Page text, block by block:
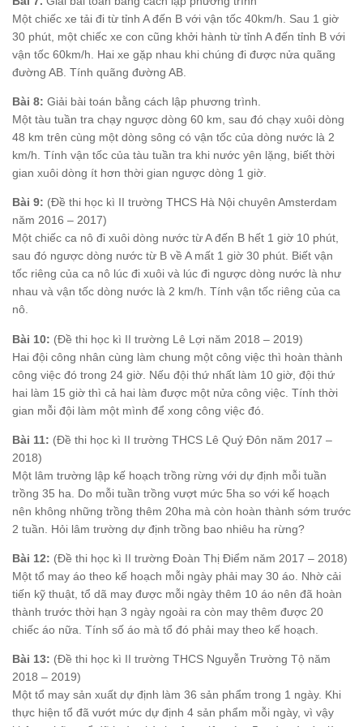
Một chiếc xe tải đi từ tỉnh A đến B với vận tốc 40km/h. Sau 1 giờ
30 phút, một chiếc xe con cũng khởi hành từ tỉnh A đến tỉnh B với
vận tốc 60km/h. Hai xe gặp nhau khi chúng đi được nửa quãng
đường AB. Tính quãng đường AB.
Bài 8: Giải bài toán bằng cách lập phương trình.
Một tàu tuần tra chạy ngược dòng 60 km, sau đó chạy xuôi dòng
48 km trên cùng một dòng sông có vận tốc của dòng nước là 2
km/h. Tính vận tốc của tàu tuần tra khi nước yên lặng, biết thời
gian xuôi dòng ít hơn thời gian ngược dòng 1 giờ.
Bài 9: (Đề thi học kì II trường THCS Hà Nội chuyên Amsterdam
năm 2016 – 2017)
Một chiếc ca nô đi xuôi dòng nước từ A đến B hết 1 giờ 10 phút,
sau đó ngược dòng nước từ B về A mất 1 giờ 30 phút. Biết vận
tốc riêng của ca nô lúc đi xuôi và lúc đi ngược dòng nước là như
nhau và vận tốc dòng nước là 2 km/h. Tính vận tốc riêng của ca
nô.
Bài 10: (Đề thi học kì II trường Lê Lợi năm 2018 – 2019)
Hai đội công nhân cùng làm chung một công việc thì hoàn thành
công việc đó trong 24 giờ. Nếu đội thứ nhất làm 10 giờ, đội thứ
hai làm 15 giờ thì cả hai làm được một nửa công việc. Tính thời
gian mỗi đội làm một mình để xong công việc đó.
Bài 11: (Đề thi học kì II trường THCS Lê Quý Đôn năm 2017 –
2018)
Một lâm trường lập kế hoạch trồng rừng với dự định mỗi tuần
trồng 35 ha. Do mỗi tuần trồng vượt mức 5ha so với kế hoạch
nên không những trồng thêm 20ha mà còn hoàn thành sớm trước
2 tuần. Hỏi lâm trường dự định trồng bao nhiêu ha rừng?
Bài 12: (Đề thi học kì II trường Đoàn Thị Điểm năm 2017 – 2018)
Một tổ may áo theo kế hoạch mỗi ngày phải may 30 áo. Nhờ cải
tiến kỹ thuật, tổ dã may được mỗi ngày thêm 10 áo nên đã hoàn
thành trước thời hạn 3 ngày ngoài ra còn may thêm được 20
chiếc áo nữa. Tính số áo mà tổ đó phải may theo kế hoạch.
Bài 13: (Đề thi học kì II trường THCS Nguyễn Trường Tộ năm
2018 – 2019)
Một tổ may sản xuất dự định làm 36 sản phẩm trong 1 ngày. Khi
thực hiện tổ đã vướt mức dự định 4 sản phẩm mỗi ngày, vì vậy